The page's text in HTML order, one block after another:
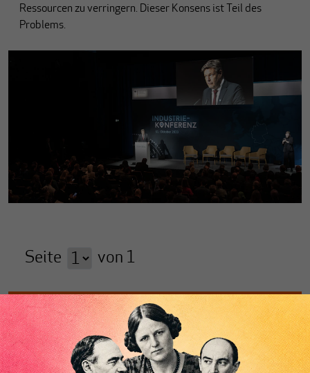
Ressourcen zu verringern. Dieser Konsens ist Teil des
Problems.
Seite von 1